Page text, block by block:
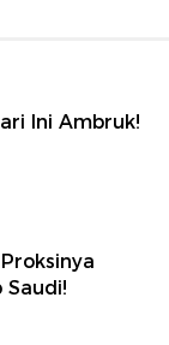
Ini Ambruk!
Saudi!